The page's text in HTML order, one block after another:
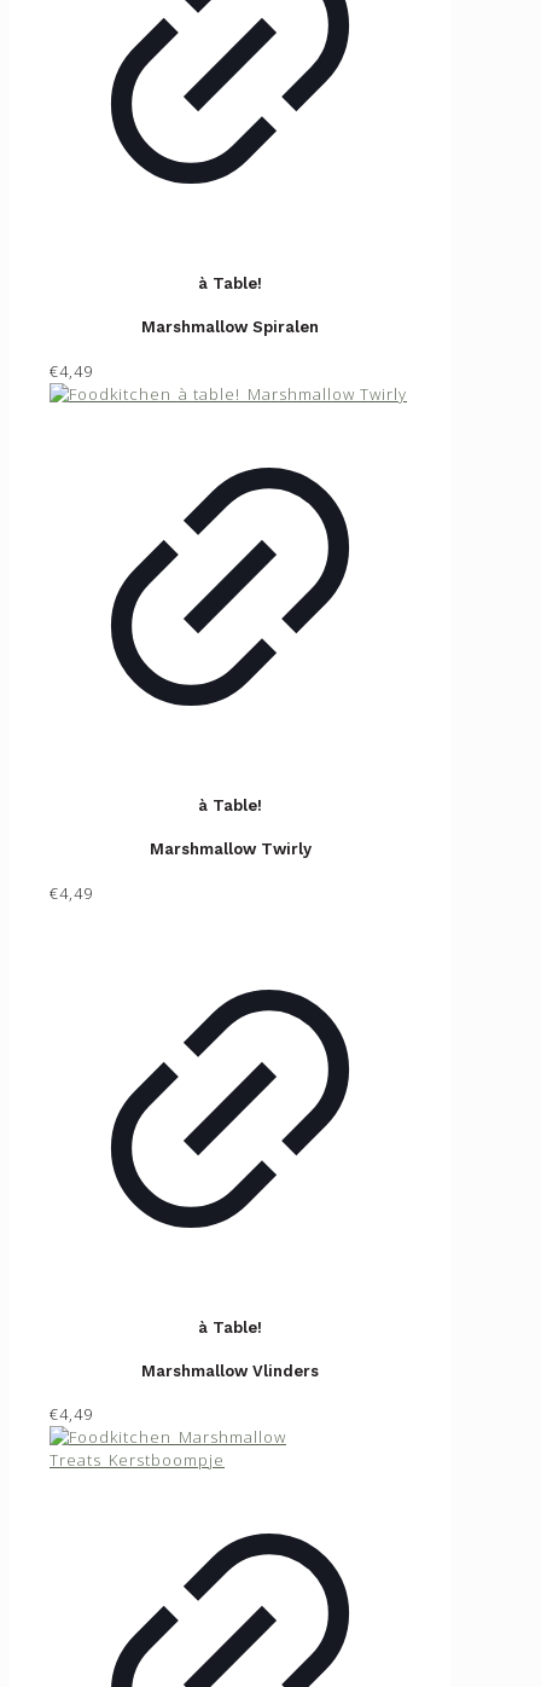
à Table!
Marshmallow Spiralen
€4,49
à Table!
Marshmallow Twirly
€4,49
à Table!
Marshmallow Vlinders
€4,49